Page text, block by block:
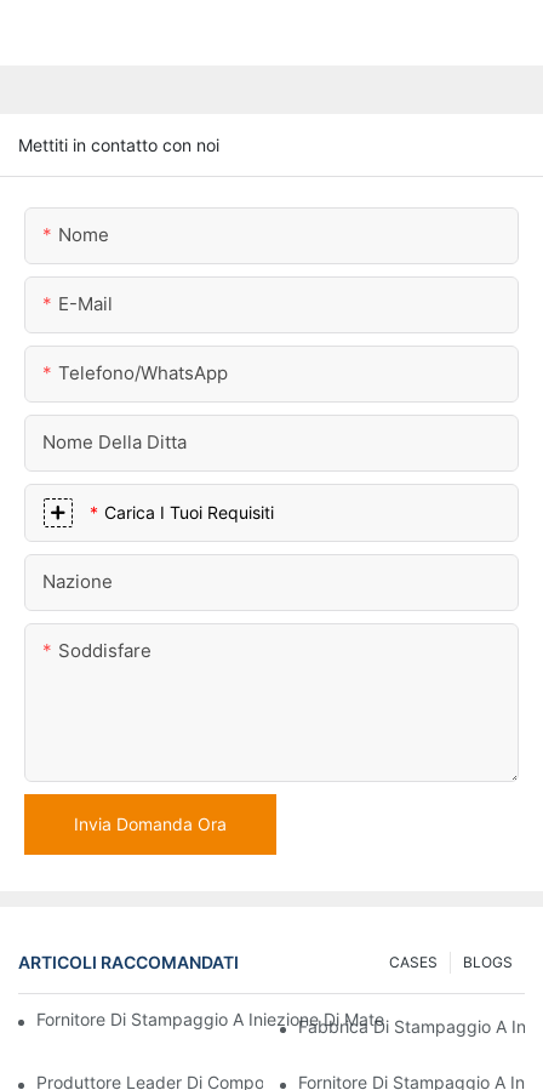
Mettiti in contatto con noi
Nome
E-Mail
Telefono/WhatsApp
Nome Della Ditta
Carica I Tuoi Requisiti
Nazione
Soddisfare
Invia Domanda Ora
ARTICOLI RACCOMANDATI BLOGS
CASES
Fornitore Di Stampaggio A Iniezione Di Materie Plastiche Con
Fabbrica Di Stampaggio A
Produttore Leader Di Componenti In Plastica Per I Settori
Fornitore Di Stampaggio A